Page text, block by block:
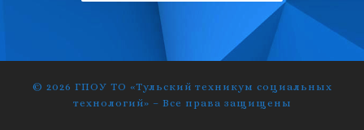
© 2026 ГПОУ ТО «Тульский техникум социальных
технологий» – Все права защищены